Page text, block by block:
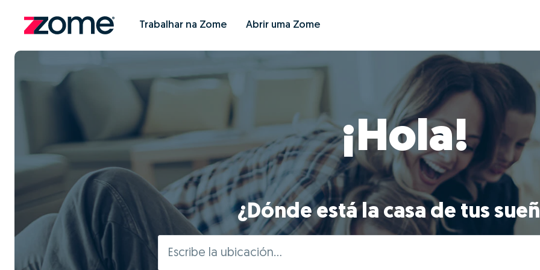
Trabalhar na Zome Abrir uma Zome
¡Hola!
¿Dónde está la casa de tus